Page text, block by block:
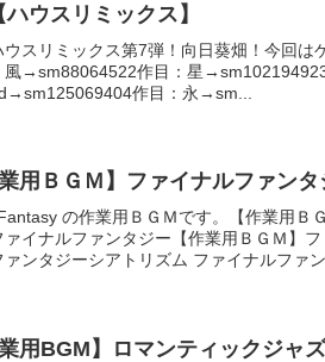
ウスリミックス】
ウスリミックス第7弾！向日葵畑！今回は
風→sm88064522作目：星
作目：永→sm...
業用ＢＧＭ】ファイナルファン
の作業用ＢＧＭです。【作業用Ｂ
ァイナルファンタジー【作業用ＢＧＭ】
ァンタジーシアトリズム ファイナルファ
業用BGM】ロマンティックジャ